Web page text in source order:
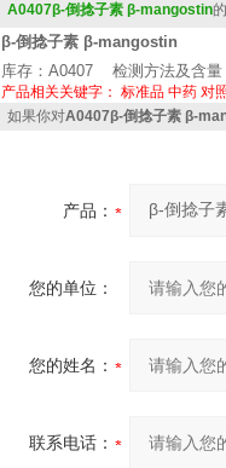
A0407β-倒捻子素 β-mangostin
β-倒捻子素 β-mangostin
库存：A0407 检测方法及含
产品相关关键字： 标准品 中药 对
如果你对A0407β-倒捻子素 β-
产品：
您的单位：
您的姓名：
联系电话：